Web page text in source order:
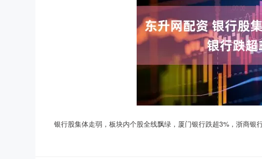
银行股集体走弱，板块内个股全线飘绿，厦门银行跌超3%，浙商银